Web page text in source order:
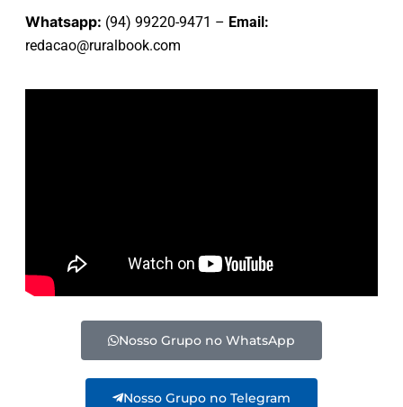
Whatsapp: (94) 99220-9471 – Email:
redacao@ruralbook.com
Nosso Grupo no WhatsApp
Nosso Grupo no Telegram